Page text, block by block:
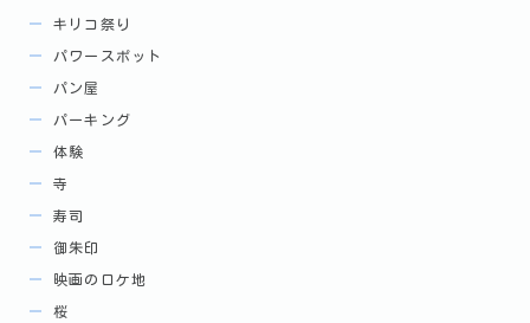
キリコ祭り
パワースポット
パン屋
パーキング
体験
寺
寿司
御朱印
映画のロケ地
桜